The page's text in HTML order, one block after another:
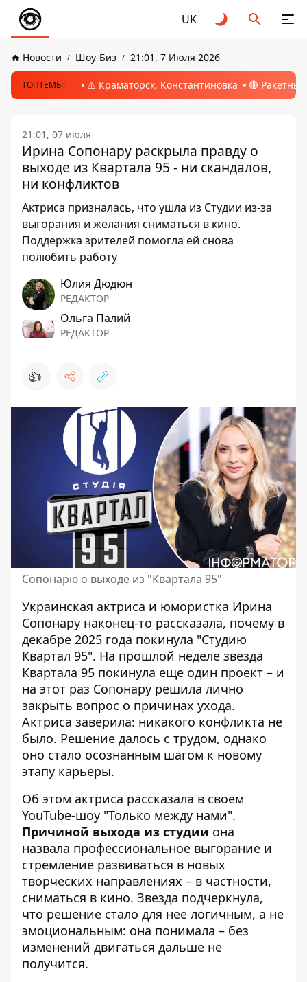
UK
Новости Шоу-Биз 21:01, 7 Июля 2026
ТОПТЕМЫ: ⚠️ Краматорск, Константиновка 🔴
21:01, 07 июля
Ирина Сопонару раскрыла правду о
выходе из Квартала 95 - ни скандалов,
ни конфликтов
Актриса призналась, что ушла из Студии из-за
выгорания и желания сниматься в кино.
Поддержка зрителей помогла ей снова
полюбить работу
Юлия Дюдюн
РЕДАКТОР
Ольга Палий
РЕДАКТОР
👍
Сопонарю о выходе из "Квартала 95"
Украинская актриса и юмористка Ирина
Сопонару наконец-то рассказала, почему в
декабре 2025 года покинула "Студию
Квартал 95". На прошлой неделе звезда
Квартала 95 покинула еще один проект – и
на этот раз Сопонару решила лично
закрыть вопрос о причинах ухода.
Актриса заверила: никакого конфликта не
было. Решение далось с трудом, однако
оно стало осознанным шагом к новому
этапу карьеры.
Об этом актриса рассказала в своем
YouTube-шоу "Только между нами".
Причиной выхода из студии она
назвала профессиональное выгорание и
стремление развиваться в новых
творческих направлениях – в частности,
сниматься в кино. Звезда подчеркнула,
что решение стало для нее логичным, а не
эмоциональным: она понимала – без
изменений двигаться дальше не
получится.